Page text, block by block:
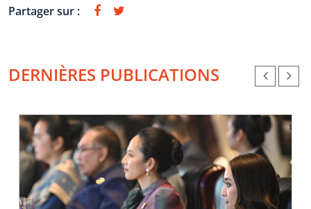
Partager sur :
DERNIÈRES PUBLICATIONS